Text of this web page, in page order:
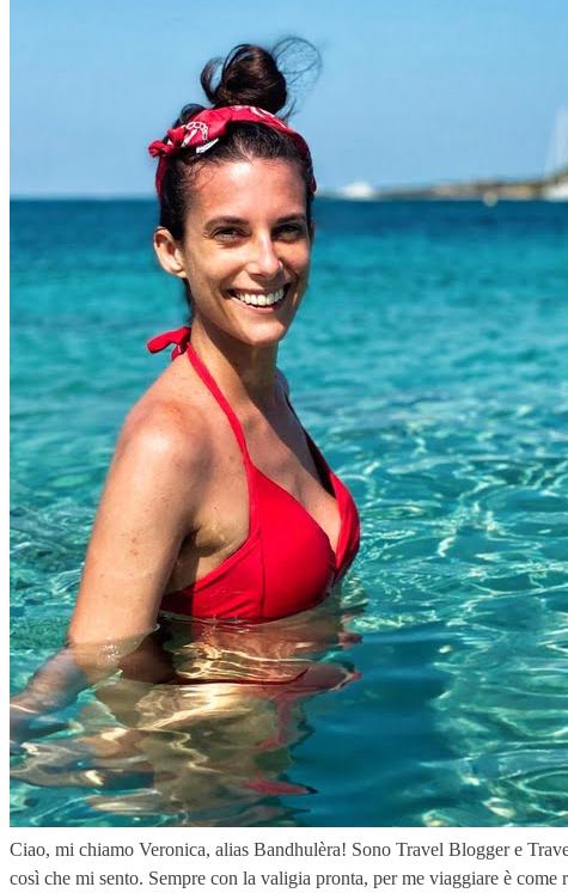
Ciao, mi chiamo Veronica, alias Bandhulèra! Sono Travel Blogger e
così che mi sento. Sempre con la valigia pronta, per me viaggiare è